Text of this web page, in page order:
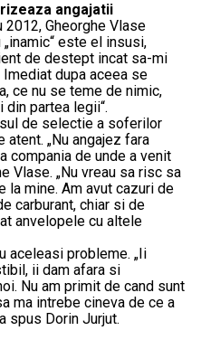
angajatii
Gheorghe Vlase
este el insusi,
de destept incat sa-mi
dupa aceea se
ce nu se teme de nimic,
din partea legii“.
de selectie a soferilor
„Nu angajez fara
compania de unde a venit
Vlase. „Nu vreau sa risc sa
la mine. Am avut cazuri de
carburant, chiar si de
anvelopele cu altele
aceleasi probleme. „Ii
ii dam afara si
Nu am primit de cand sunt
ma intrebe cineva de ce a
spus Dorin Jurjut.